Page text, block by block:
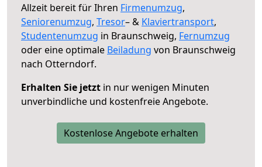
Allzeit bereit für Ihren Firmenumzug,
Seniorenumzug, Tresor– & Klaviertransport,
Studentenumzug in Braunschweig, Fernumzug
oder eine optimale Beiladung von Braunschweig
nach Otterndorf.
Erhalten Sie jetzt in nur wenigen Minuten
unverbindliche und kostenfreie Angebote.
Kostenlose Angebote erhalten